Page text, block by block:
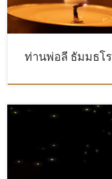
ท่านพ่อลี ธัมมธโร